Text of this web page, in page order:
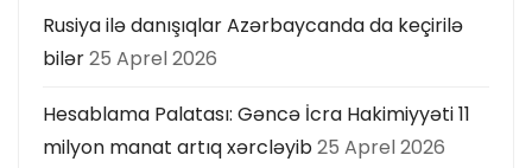
Rusiya ilə danışıqlar Azərbaycanda da keçirilə
bilər25 Aprel 2026
Hesablama Palatası: Gəncə İcra Hakimiyyəti 11
milyon manat artıq xərcləyib25 Aprel 2026